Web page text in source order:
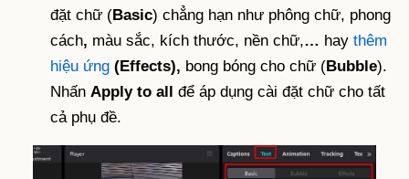
đặt chữ (Basic) chẳng hạn như phông chữ, phong
cách, màu sắc, kích thước, nền chữ,… hay thêm
hiệu ứng (Effects), bong bóng cho chữ (Bubble).
Nhấn Apply to all
để áp dụng cài đặt chữ cho tất
cả phụ đề.